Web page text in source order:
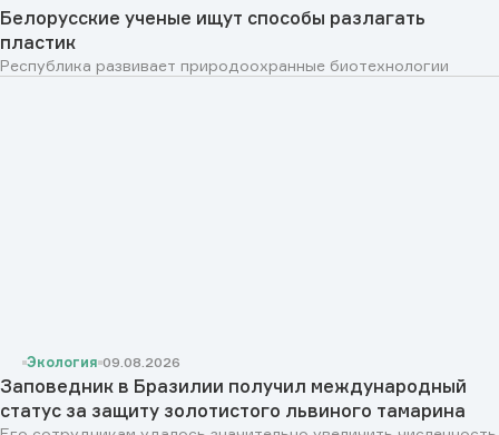
Белорусские ученые ищут способы разлагать
пластик
Республика развивает природоохранные биотехнологии
Экология 09.08.2026
Заповедник в Бразилии получил международный
статус за защиту золотистого львиного тамарина